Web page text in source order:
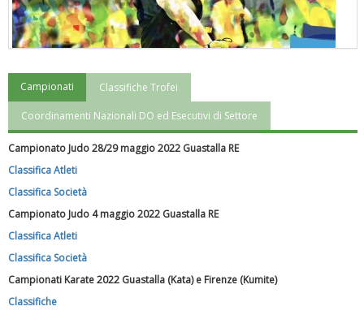
"Superare gli ostacoli": la relazione di Tiziano Pesce al CN Uisp
Campionati Classifiche Trofei
Coordinamenti Nazionali DO ed Esecutivi di Settore
Campionato Judo 28/29 maggio 2022 Guastalla RE
Classifica Atleti
Classifica Società
Campionato Judo 4 maggio 2022 Guastalla RE
Classifica Atleti
Classifica Società
Campionati Karate 2022 Guastalla (Kata) e Firenze (Kumite)
Classifiche